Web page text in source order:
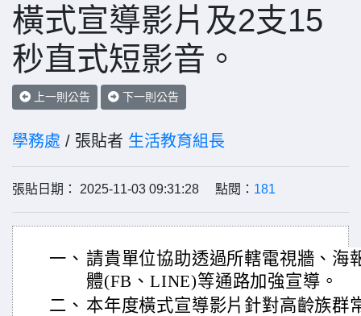
橫式宣導影片及2支15
秒直式短影音。
上一則公告 下一則公告
學務處 / 張貼者 生活教育組長
張貼日期： 2025-11-03 09:31:28 點閱： 181
一、 請貴單位協助透過所轄電視牆、海
體(FB、LINE)等通路加強宣導。
二、 本年度橫式宣導影片針對高齡族群